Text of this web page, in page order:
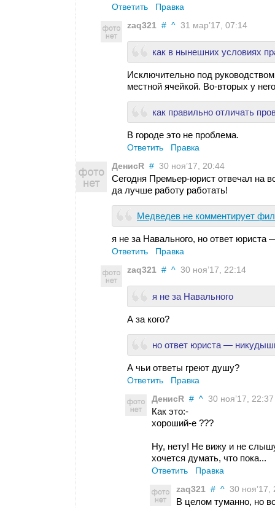
Ответить
Правка
zaq321 # ^ 31 мар’17, 07:14
как в нынешних условиях
Исключительно под
местной ячейкой. Во-вторых у
как правильно отличать
В городе это не проблема.
Ответить
Правка
ДенисR # 30 ноя’17, 20:44
Сегодня Премьер-юрист отвечал на
да лучше работу работать!
Медведев не комментирует
я не за Навального, но ответ
Ответить
Правка
zaq321 # ^ 30 ноя’17, 22:14
я не за Навального
А за кого?
но ответ юриста —
А чьи ответы греют душу?
Ответить
Правка
ДенисR # ^ 30 ноя’17, 22:37
Как это:-
хороший-е ???
Ну, нету! Не вижу и не
хочется думать, что пока...
Ответить
Правка
zaq321 # ^ 30 ноя’17,
В целом туманно, но